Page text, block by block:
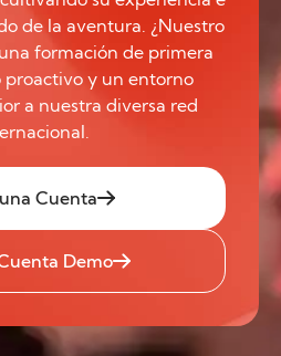
de la aventura. ¿Nuestro
formación de primera
proactivo y un entorno
a nuestra diversa red
Cuenta
Demo